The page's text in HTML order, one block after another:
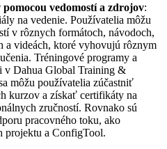
vedomostí a zdrojov:
na vedenie. Používatelia môžu
v rôznych formátoch, návodoch,
a videách, ktoré vyhovujú rôznym
Tréningové programy a
v Dahua Global Training &
môžu používatelia zúčastniť
kurzov a získať certifikáty na
zručností. Rovnako sú
pracovného toku, ako
projektu a ConfigTool.